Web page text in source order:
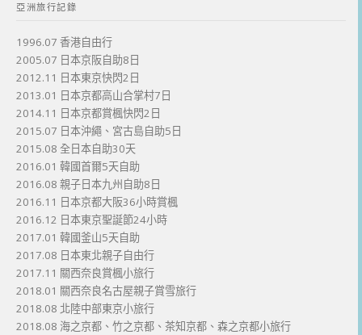
亞洲旅行記錄
1996.07 香港自由行
2005.07 日本京阪自助8日
2012.11 日本東京快閃2日
2013.01 日本京都高山合掌村7日
2014.11 日本京都賞楓快閃2日
2015.07 日本沖繩、宮古島自助5日
2015.08 全日本自助30天
2016.01 韓國首爾5天自助
2016.08 親子日本九州自助8日
2016.11 日本京都大阪36小時賞楓
2016.12 日本東京聖誕節24小時
2017.01 韓國釜山5天自助
2017.08 日本東北親子自由行
2017.11 關西奈良賞楓小旅行
2018.01 關西奈良名古屋親子賞雪旅行
2018.08 北陸中部東京小旅行
2018.08 海之京都、竹之京都、茶知京都、森之京都小旅行